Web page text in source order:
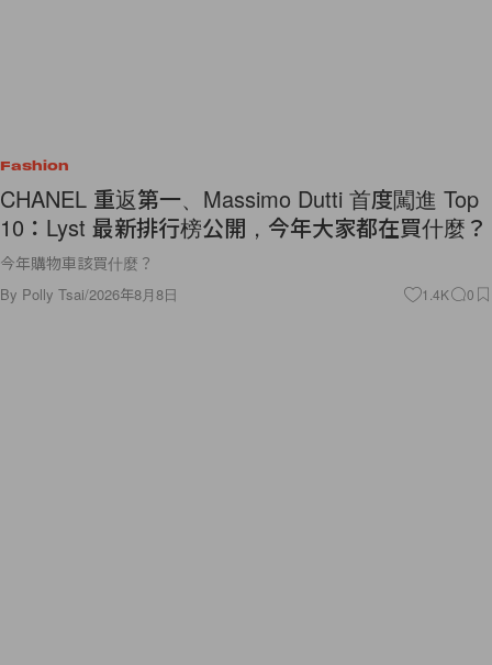
Fashion
CHANEL 重返第一、Massimo Dutti 首度闖進 Top
10：Lyst 最新排行榜公開，今年大家都在買什麼？
今年購物車該買什麼？
By Polly Tsai/2026年8月8日 1.4K 0